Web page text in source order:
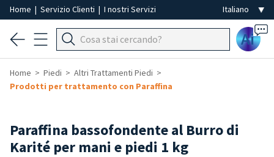
Home | Servizio Clienti | I nostri Servizi
Ai
Home Piedi
Altri Trattamenti Piedi
Prodotti per trattamento con Paraffina
Paraffina bassofondente al Burro di
Karité per mani e piedi 1 kg